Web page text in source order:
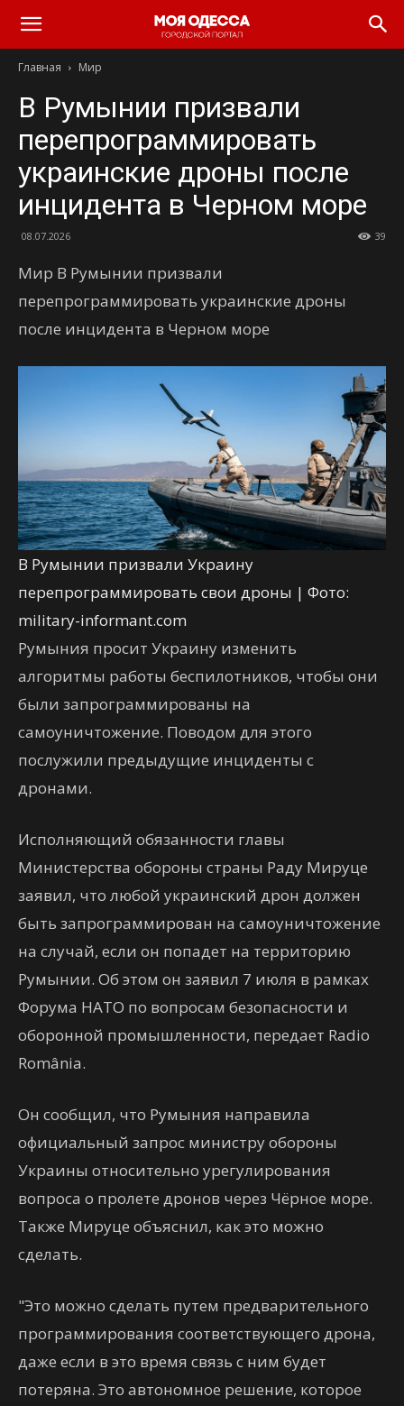
Моя
Одесса
Главная Мир
В Румынии призвали
перепрограммировать
украинские дроны после
инцидента в Черном море
08.07.2026 39
Мир В Румынии призвали
перепрограммировать украинские дроны
после инцидента в Черном море
В Румынии призвали Украину
перепрограммировать свои дроны | Фото:
military-informant.com
Румыния просит Украину изменить
алгоритмы работы беспилотников, чтобы они
были запрограммированы на
самоуничтожение. Поводом для этого
послужили предыдущие инциденты с
дронами.
Исполняющий обязанности главы
Министерства обороны страны Раду Мируце
заявил, что любой украинский дрон должен
быть запрограммирован на самоуничтожение
на случай, если он попадет на территорию
Румынии. Об этом он заявил 7 июля в рамках
Форума НАТО по вопросам безопасности и
оборонной промышленности, передает Radio
România.
Он сообщил, что Румыния направила
официальный запрос министру обороны
Украины относительно урегулирования
вопроса о пролете дронов через Чёрное море.
Также Мируце объяснил, как это можно
сделать.
"Это можно сделать путем предварительного
программирования соответствующего дрона,
даже если в это время связь с ним будет
потеряна. Это автономное решение, которое